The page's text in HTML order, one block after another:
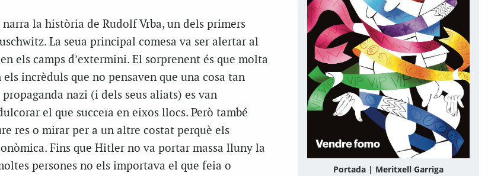
narra la història de Rudolf Vrba, un dels primers
La seua principal comesa va ser alertar al
els camps d’extermini. El sorprenent és que molta
incrèduls que no pensaven que una cosa tan
nazi (i dels seus aliats) es van
el que succeïa en eixos llocs. Però també
res o mirar per a un altre costat perquè els
Fins que Hitler no va portar massa lluny la
persones no els importava el que feia o
Portada | Meritxell Garriga